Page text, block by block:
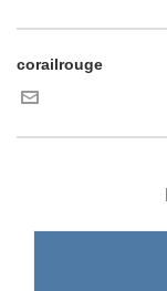
corailrouge